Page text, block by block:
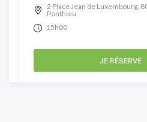
2 Place Jean de Luxembourg,
Ponthieu
15h00
JE RÉSERVE